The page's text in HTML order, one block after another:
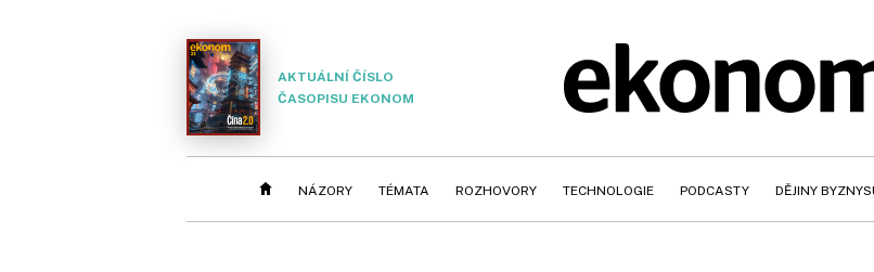
AKTUÁLNÍ ČÍSLO
ČASOPISU EKONOM
NÁZORY TÉMATA ROZHOVORY TECHNOLOGIE PODCASTY DĚJINY